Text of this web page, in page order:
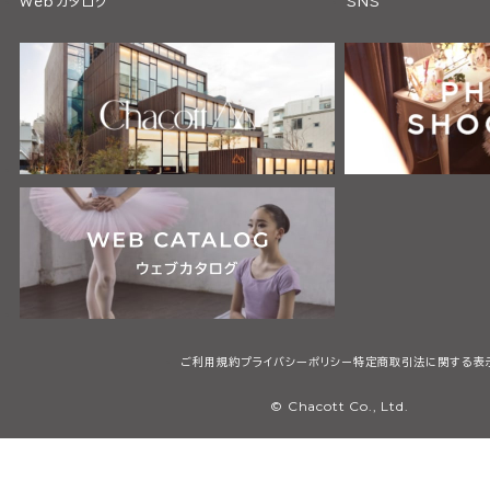
ご利用規約プライバシーポリシー特定商取引法に関する表
© Chacott Co., Ltd.